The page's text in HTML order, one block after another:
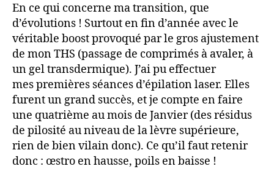
En ce qui concerne ma transition, que
d’évolutions ! Surtout en fin d’année avec le
véritable boost provoqué par le gros ajustement
de mon THS (passage de comprimés à avaler, à
un gel transdermique). J’ai pu effectuer
mes premières séances d’épilation laser. Elles
furent un grand succès, et je compte en faire
une quatrième au mois de Janvier (des résidus
de pilosité au niveau de la lèvre supérieure,
rien de bien vilain donc). Ce qu’il faut retenir
donc : œstro en hausse, poils en baisse !